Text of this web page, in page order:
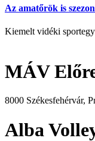
Az amatőrök is
Kiemelt vidéki
MÁV
8000 Székesfehérvár,
Alba